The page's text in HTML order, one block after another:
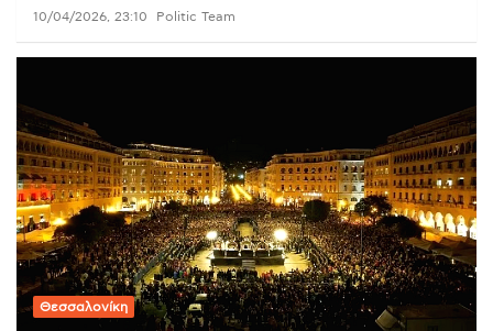
10/04/2026, 23:10 Politic Team
Θεσσαλονίκη